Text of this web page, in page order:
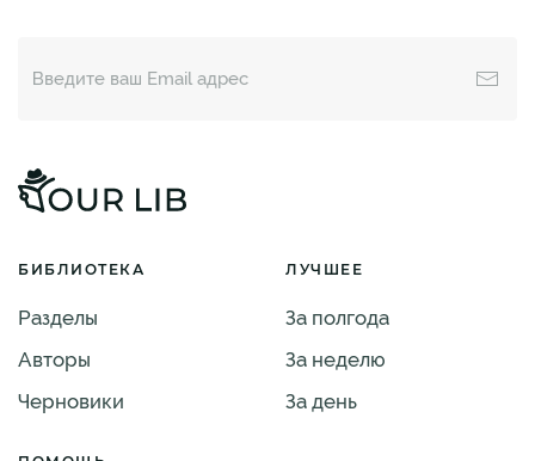
БИБЛИОТЕКА
Разделы
Авторы
Черновики
ЛУЧШЕЕ
За полгода
За неделю
За день